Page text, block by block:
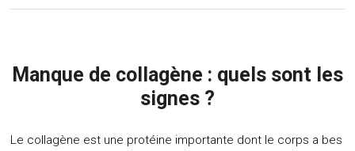
Manque de collagène : quels sont les
signes ?
Le collagène est une protéine importante dont le corps a bes